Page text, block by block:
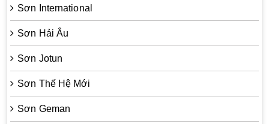
Sơn International
Sơn Hải Âu
Sơn Jotun
Sơn Thế Hệ Mới
Sơn Geman